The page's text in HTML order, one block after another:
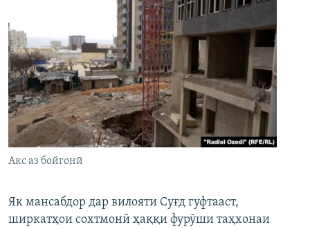
Акс аз бойгонӣ
Як мансабдор дар вилояти Суғд гуфтааст,
ширкатҳои сохтмонӣ ҳаққи фурӯши таҳхонаи